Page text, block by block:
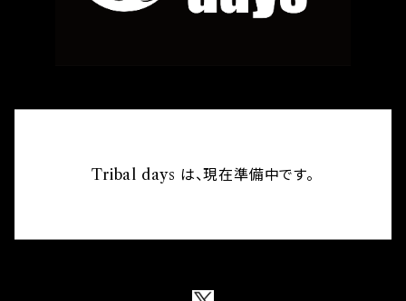
Tribal days は、現在準備中です。